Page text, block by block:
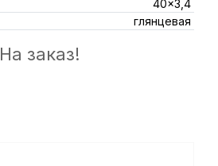
40x3,4
глянцевая
На заказ!